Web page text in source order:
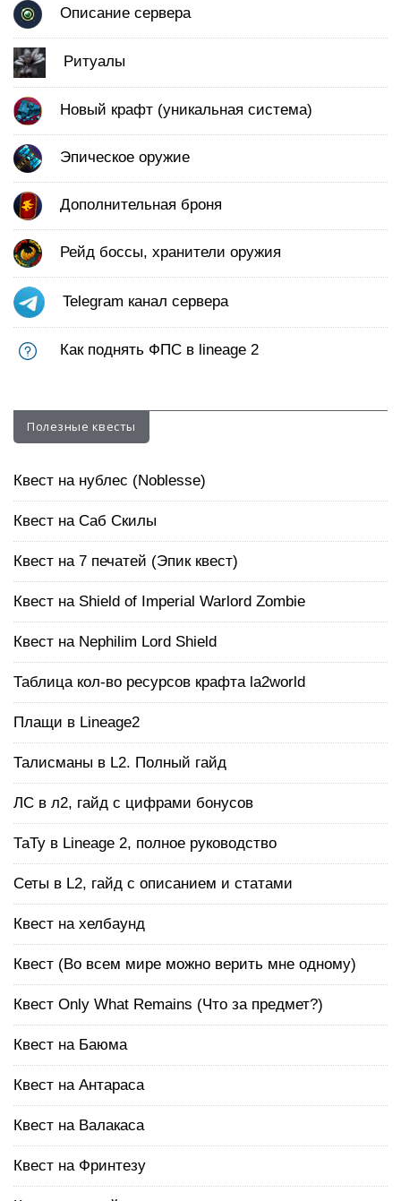
Описание сервера
Ритуалы
Новый крафт (уникальная система)
Эпическое оружие
Дополнительная броня
Рейд боссы, хранители оружия
Telegram канал сервера
Как поднять ФПС в lineage 2
Полезные квесты
Квест на нублес (Noblesse)
Квест на Саб Скилы
Квест на 7 печатей (Эпик квест)
Квест на Shield of Imperial Warlord Zombie
Квест на Nephilim Lord Shield
Таблица кол-во ресурсов крафта la2world
Плащи в Lineage2
Талисманы в L2. Полный гайд
ЛС в л2, гайд с цифрами бонусов
ТаТу в Lineage 2, полное руководство
Сеты в L2, гайд с описанием и статами
Квест на хелбаунд
Квест (Во всем мире можно верить мне одному)
Квест Only What Remains (Что за предмет?)
Квест на Баюма
Квест на Антараса
Квест на Валакаса
Квест на Фринтезу